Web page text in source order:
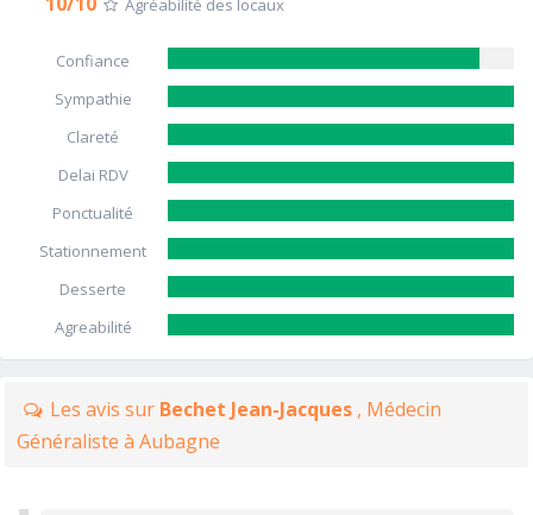
Agréabilité des locaux
Confiance
Sympathie
Clareté
Delai RDV
Ponctualité
Stationnement
Desserte
Agreabilité
Les avis sur Bechet Jean-Jacques , Médecin
Généraliste à Aubagne